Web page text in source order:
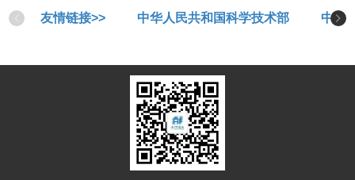
友情链接>> 中华人民共和国科学技术部 中华